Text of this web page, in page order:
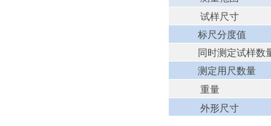
试样尺寸
标尺分度值
同时测定试样数
测定用尺数量
重量
外形尺寸